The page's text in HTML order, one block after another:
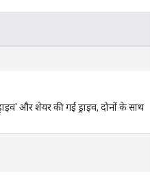
और शेयर की गई ड्राइव, दोनों के साथ